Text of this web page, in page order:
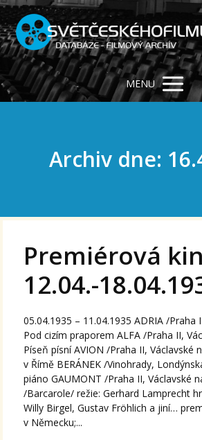
MENU
Archiv dne:
Premiérová
12.04.-
05.04.1935 – 11.04.1935 ADRIA /Praha
Pod cizím praporem ALFA /Praha II,
Píseň písní AVION /Praha II, Václavské
v Římě BERÁNEK /Vinohrady,
piáno GAUMONT /Praha II, Václavské
/Barcarole/ režie: Gerhard Lamprecht
Willy Birgel, Gustav Fröhlich a jiní…
v Německu;...